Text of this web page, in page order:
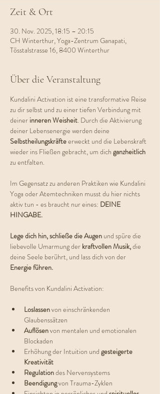
Zeit & Ort
30. Nov. 2025, 18:15 – 20:15
CH Winterthur, Yoga-Zentrum Ganapati,
Tösstalstrasse 16, 8400 Winterthur
Über die Veranstaltung
Kundalini Activation ist eine transformative Reise
zu dir selbst und zu einer tiefen Verbindung mit
deiner inneren Weisheit. Durch die Aktivierung
deiner Lebensenergie werden deine
Selbstheilungskräfte erweckt und die Lebenskraft
wieder ins Fließen gebracht, um dich ganzheitlich
zu entfalten.
Im Gegensatz zu anderen Praktiken wie Kundalini
Yoga oder Atemtechniken musst du hier nichts
aktiv tun - es braucht nur eines: DEINE
HINGABE.
Lege dich hin, schließe die Augen und spüre die
liebevolle Umarmung der kraftvollen Musik, die
deine Seele berührt, und lass dich von der
Energie führen.
Benefits von Kundalini Activation:
Loslassen von einschränkenden
Glaubenssätzen
Auflösen von mentalen und emotionalen
Blockaden
Erhöhung der Intuition und gesteigerte
Kreativität
Regulation des Nervensystems
Beendigung von Trauma-Zyklen